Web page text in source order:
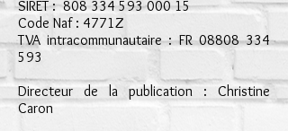
SIRET :808 334 593 000 15
Code Naf : 4771Z
TVA intracommunautaire : FR08808 334
593
Directeur de la publication : Christine
Caron